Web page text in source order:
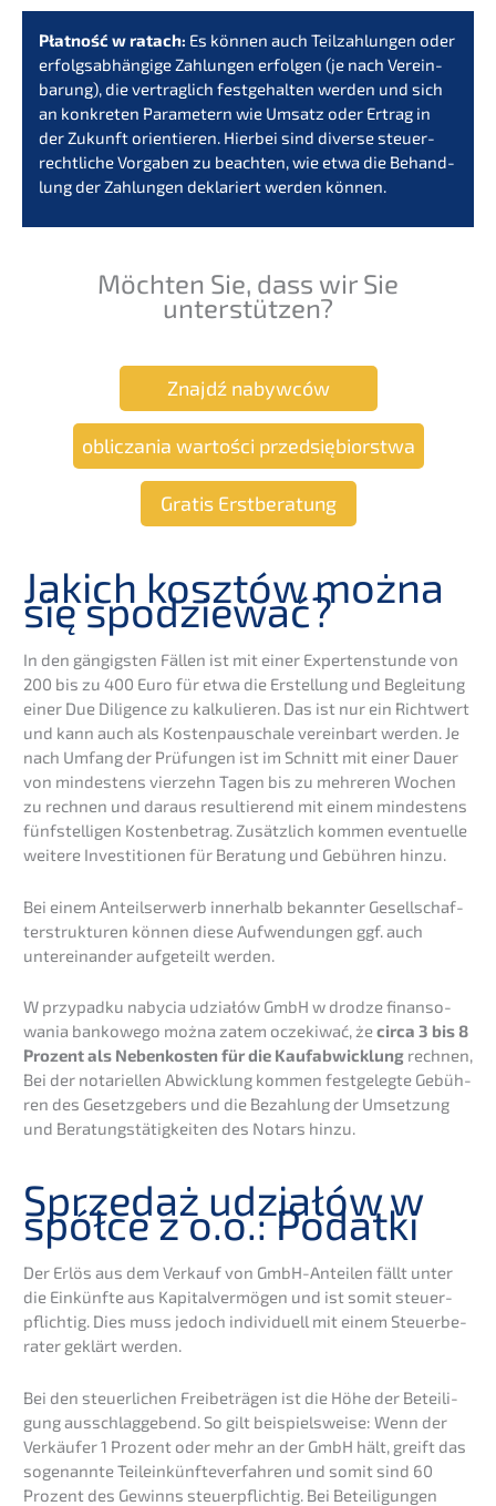
Płatność w ratach: Es können auch Teilzah­lun­gen oder
erfolgs­ab­hän­gi­ge Zahlun­gen erfol­gen (je nach Verein­
ba­rung), die vertrag­lich festge­hal­ten werden und sich
an konkre­ten Parame­tern wie Umsatz oder Ertrag in
der Zukunft orien­tie­ren. Hierbei sind diver­se steuer­
recht­li­che Vorga­ben zu beach­ten, wie etwa die Behand­
lung der Zahlun­gen dekla­riert werden können.
Möchten Sie, dass wir Sie
unterstützen?
Znajdź nabyw­ców
oblic­za­nia wartości przedsiębiorstwa
Gratis Erstbe­ra­tung
Jakich kosztów można
się spodziewać?
In den gängigs­ten Fällen ist mit einer Exper­ten­stun­de von
200 bis zu 400 Euro für etwa die Erstel­lung und Beglei­tung
einer Due Diligence zu kalku­lie­ren. Das ist nur ein Richt­wert
und kann auch als Kosten­pau­scha­le verein­bart werden. Je
nach Umfang der Prüfun­gen ist im Schnitt mit einer Dauer
von mindes­tens vierzehn Tagen bis zu mehre­ren Wochen
zu rechnen und daraus resul­tie­rend mit einem mindes­tens
fünfstel­li­gen Kosten­be­trag. Zusätz­lich kommen eventu­el­le
weite­re Inves­ti­tio­nen für Beratung und Gebüh­ren hinzu.
Bei einem Anteils­er­werb inner­halb bekann­ter Gesell­schaf­
ter­struk­tu­ren können diese Aufwen­dun­gen ggf. auch
unter­ein­an­der aufge­teilt werden.
W przypad­ku nabycia udziałów GmbH w drodze finan­so­
wa­nia banko­wego można zatem oczeki­wać, żecirca 3 bis 8
Prozent als Neben­kos­ten für die Kaufab­wick­lung rechnen,
Bei der notari­el­len Abwick­lung kommen festge­leg­te Gebüh­
ren des Gesetz­ge­bers und die Bezah­lung der Umset­zung
und Beratungs­tä­tig­kei­ten des Notars hinzu.
Sprze­daż udziałów w
spółce z o.o.: Podatki
Der Erlös aus dem Verkauf von GmbH-Antei­len fällt unter
die Einkünf­te aus Kapital­ver­mö­gen und ist somit steuer­
pflich­tig. Dies muss jedoch indivi­du­ell mit einem Steuer­be­
ra­ter geklärt werden.
Bei den steuer­li­chen Freibe­trä­gen ist die Höhe der Betei­li­
gung ausschlag­ge­bend. So gilt beispiels­wei­se: Wenn der
Verkäu­fer 1 Prozent oder mehr an der GmbH hält, greift das
sogenann­te Teilein­künf­te­ver­fah­ren und somit sind 60
Prozent des Gewinns steuer­pflich­tig. Bei Betei­li­gun­gen